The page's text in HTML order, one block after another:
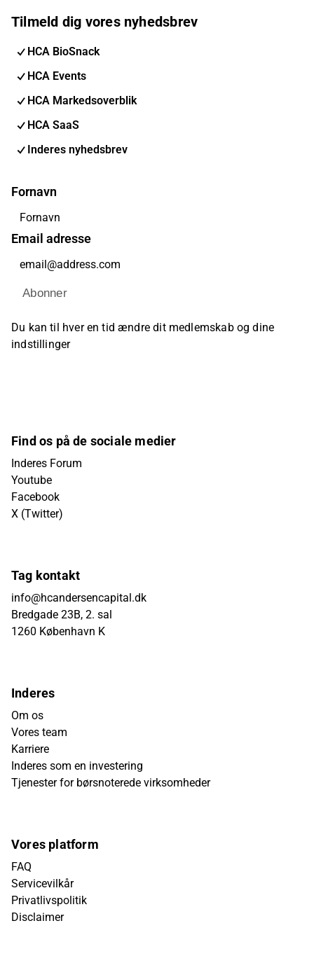
Tilmeld dig vores nyhedsbrev
HCA BioSnack
HCA Events
HCA Markedsoverblik
HCA SaaS
Inderes nyhedsbrev
Fornavn
Email adresse
Abonner
Du kan til hver en tid ændre dit medlemskab og dine
indstillinger
Find os på de sociale medier
Inderes Forum
Youtube
Facebook
X (Twitter)
Tag kontakt
info@hcandersencapital.dk
Bredgade 23B, 2. sal
1260 København K
Inderes
Om os
Vores team
Karriere
Inderes som en investering
Tjenester for børsnoterede virksomheder
Vores platform
FAQ
Servicevilkår
Privatlivspolitik
Disclaimer